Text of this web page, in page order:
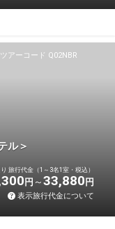
ツアーコード Q02NBR
ル＞
旅行代金（1～3名1室・税込）
円 33,880 円
表示旅行代金について